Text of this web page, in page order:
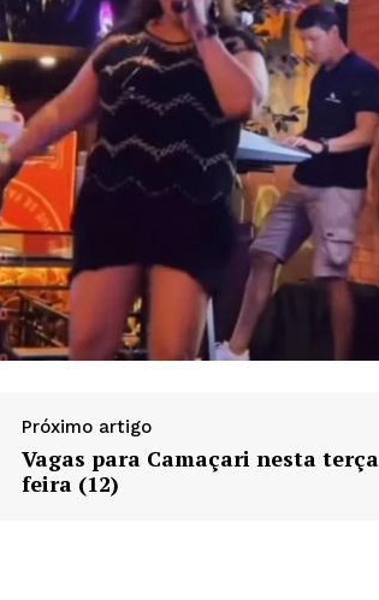
Próximo artigo
Vagas para Camaçari nesta
feira (12)